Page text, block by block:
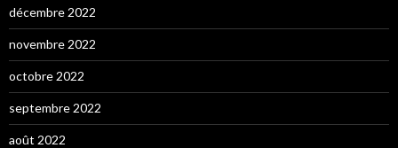
décembre 2022
novembre 2022
octobre 2022
septembre 2022
août 2022